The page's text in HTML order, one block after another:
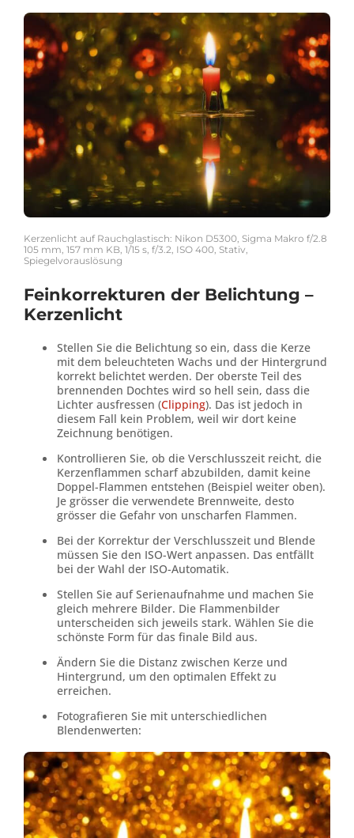
Kerzenlicht auf Rauchglastisch: Nikon D5300, Sigma Makro f/2.8
105 mm, 157 mm KB, 1/15 s, f/3.2, ISO 400, Stativ,
Spiegelvorauslösung
Feinkorrekturen der Belichtung –
Kerzenlicht
Stellen Sie die Belichtung so ein, dass die Kerze
mit dem beleuchteten Wachs und der Hintergrund
korrekt belichtet werden. Der oberste Teil des
brennenden Dochtes wird so hell sein, dass die
Lichter ausfressen (Clipping). Das ist jedoch in
diesem Fall kein Problem, weil wir dort keine
Zeichnung benötigen.
Kontrollieren Sie, ob die Verschlusszeit reicht, die
Kerzenflammen scharf abzubilden, damit keine
Doppel-Flammen entstehen (Beispiel weiter oben).
Je grösser die verwendete Brennweite, desto
grösser die Gefahr von unscharfen Flammen.
Bei der Korrektur der Verschlusszeit und Blende
müssen Sie den ISO-Wert anpassen. Das entfällt
bei der Wahl der ISO-Automatik.
Stellen Sie auf Serienaufnahme und machen Sie
gleich mehrere Bilder. Die Flammenbilder
unterscheiden sich jeweils stark. Wählen Sie die
schönste Form für das finale Bild aus.
Ändern Sie die Distanz zwischen Kerze und
Hintergrund, um den optimalen Effekt zu
erreichen.
Fotografieren Sie mit unterschiedlichen
Blendenwerten: